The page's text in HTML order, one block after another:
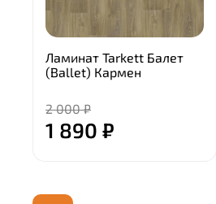
Ламинат Tarkett Балет
(Ballet) Кармен
2 000 ₽
1 890 ₽